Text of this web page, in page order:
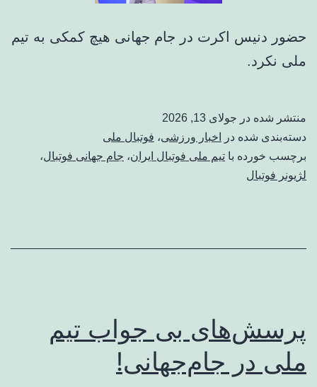
حضور دنیس اکرت در جام جهانی هیچ کمکی به تیم
ملی نکرد.
منتشر شده در جولای 13, 2026
دسته‌بندی شده در
اخبار ورزشی، فوتبال ملی
برچسب خورده با تیم ملی فوتبال ایران، جام جهانی فوتبال،
لژیونر فوتبال
پرسش‌های بی جواب تیم
ملی در جام‌جهانی!